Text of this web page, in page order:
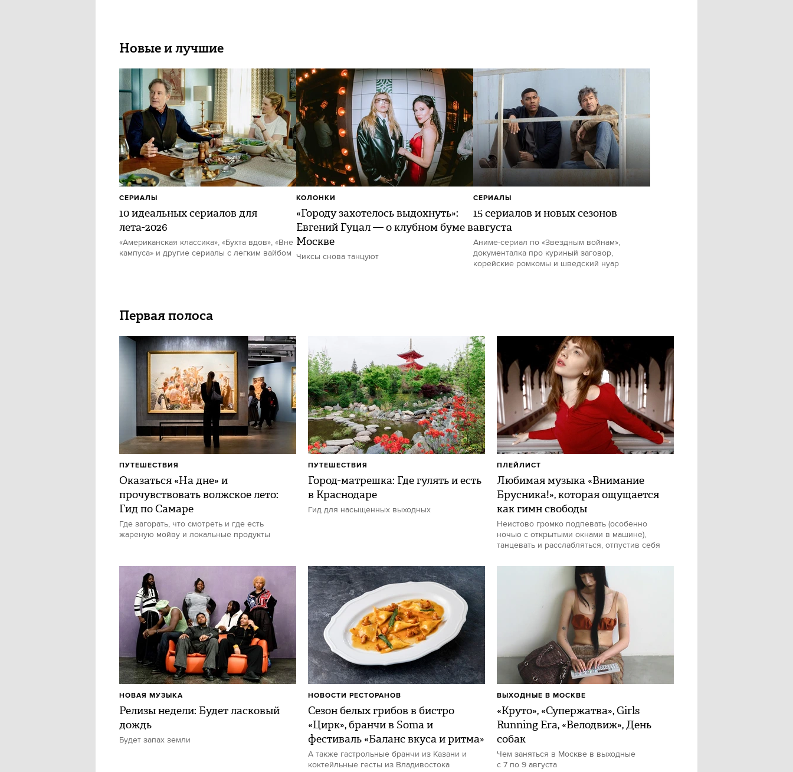
Новые и лучшие
10 идеальных сериалов для
лета-2026
«Американская классика», «Бухта вдов», «Вне
кампуса» и другие сериалы с легким вайбом
СЕРИАЛЫ
«Городу захотелось выдохнуть»:
Евгений Гуцал — о клубном буме в
Москве
Чиксы снова танцуют
КОЛОНКИ
15 сериалов и новых сезонов
августа
Аниме-сериал по «Звездным войнам»,
документалка про куриный заговор,
корейские ромкомы и шведский нуар
СЕРИАЛЫ
Первая полоса
Оказаться «На дне» и
прочувствовать волжское лето:
Гид по Самаре
Где загорать, что смотреть и где есть
жареную мойву и локальные продукты
ПУТЕШЕСТВИЯ
Город-матрешка: Где гулять и есть
в Краснодаре
Гид для насыщенных выходных
ПУТЕШЕСТВИЯ
Любимая музыка «Внимание
Брусника!», которая ощущается
как гимн свободы
Неистово громко подпевать (особенно
ночью с открытыми окнами в машине),
танцевать и расслабляться, отпустив себя
ПЛЕЙЛИСТ
Релизы недели: Будет ласковый
дождь
Будет запах земли
НОВАЯ МУЗЫКА
Сезон белых грибов в бистро
«Цирк», бранчи в Soma и
фестиваль «Баланс вкуса и ритма»
А также гастрольные бранчи из Казани и
коктейльные гесты из Владивостока
НОВОСТИ РЕСТОРАНОВ
«Круто», «Супержатва», Girls
Running Era, «Велодвиж», День
собак
Чем заняться в Москве в выходные
с 7 по 9 августа
ВЫХОДНЫЕ В МОСКВЕ